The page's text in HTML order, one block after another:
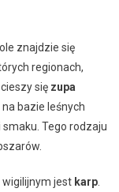
znajdzie się
regionach,
się zupa
bazie leśnych
Tego rodzaju
jest karp.